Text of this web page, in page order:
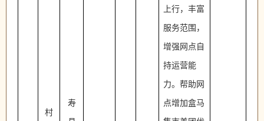
村
寿
上行，丰富
服务范围，
增强网点自
持运营能
力。帮助网
点增加盒马